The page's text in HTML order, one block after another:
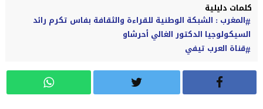
كلمات دليلية
المغرب : الشبكة الوطنية للقراءة والثقافة بفاس تكرم رائد
السيكولوجيا الدكتور الغالي أحرشاو
قناة العرب تيفي